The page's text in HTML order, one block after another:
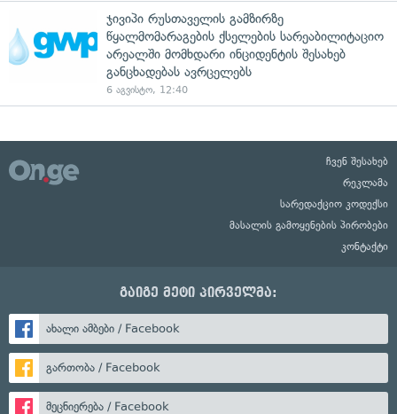
ჯივიპი რუსთაველის გამზირზე
წყალმომარაგების ქსელების სარეაბილიტაციო
არეალში მომხდარი ინციდენტის შესახებ
განცხადებას ავრცელებს
6 აგვისტო, 12:40
ჩვენ შესახებ
რეკლამა
სარედაქციო კოდექსი
მასალის გამოყენების პირობები
კონტაქტი
გაიგე მეტი პირველმა:
ახალი ამბები / Facebook
გართობა / Facebook
მეცნიერება / Facebook